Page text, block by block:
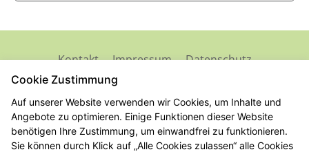
Kontakt Impressum
Datenschutz
Barrierefreiheit
© 2026 Schloss Apotheke
Cookie Zustimmung
Auf unserer Website verwenden wir Cookies, um Inhalte und
Angebote zu optimieren. Einige Funktionen dieser Website
benötigen Ihre Zustimmung, um einwandfrei zu funktionieren.
Sie können durch Klick auf „Alle Cookies zulassen“ alle Cookies